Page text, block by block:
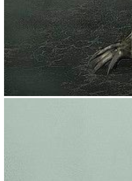
Terbaik
Gabung di SLOT200 untuk
4D akurat setiap hari. Bandar togel
lengkap dan akses mudah. Average
votes